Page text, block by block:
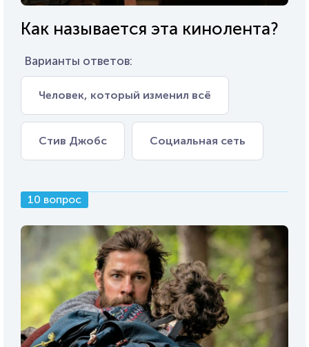
Как называется эта кинолента?
Варианты ответов:
Человек, который изменил всё
Стив Джобс Социальная сеть
10 вопрос